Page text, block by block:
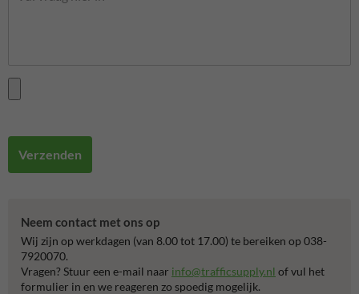
Verzenden
Neem contact met ons op
Wij zijn op werkdagen (van 8.00 tot 17.00) te bereiken op 038-
7920070.
Vragen? Stuur een e-mail naar info@trafficsupply.nl of vul het
formulier in en we reageren zo spoedig mogelijk.